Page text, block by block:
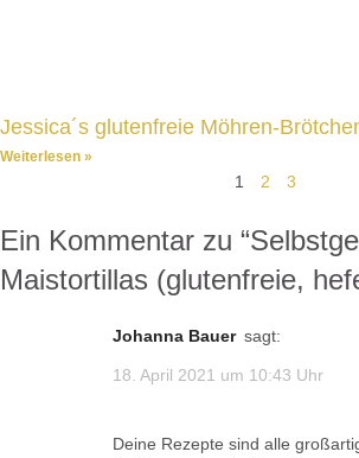
Jessica´s glutenfreie Möhren-
Weiterlesen »
1 2 3
Ein Kommentar zu “
Maistortillas (glutenfreie,
Johanna Bauer sagt:
18. April 2021 um 10:43 Uhr
Deine Rezepte sind alle